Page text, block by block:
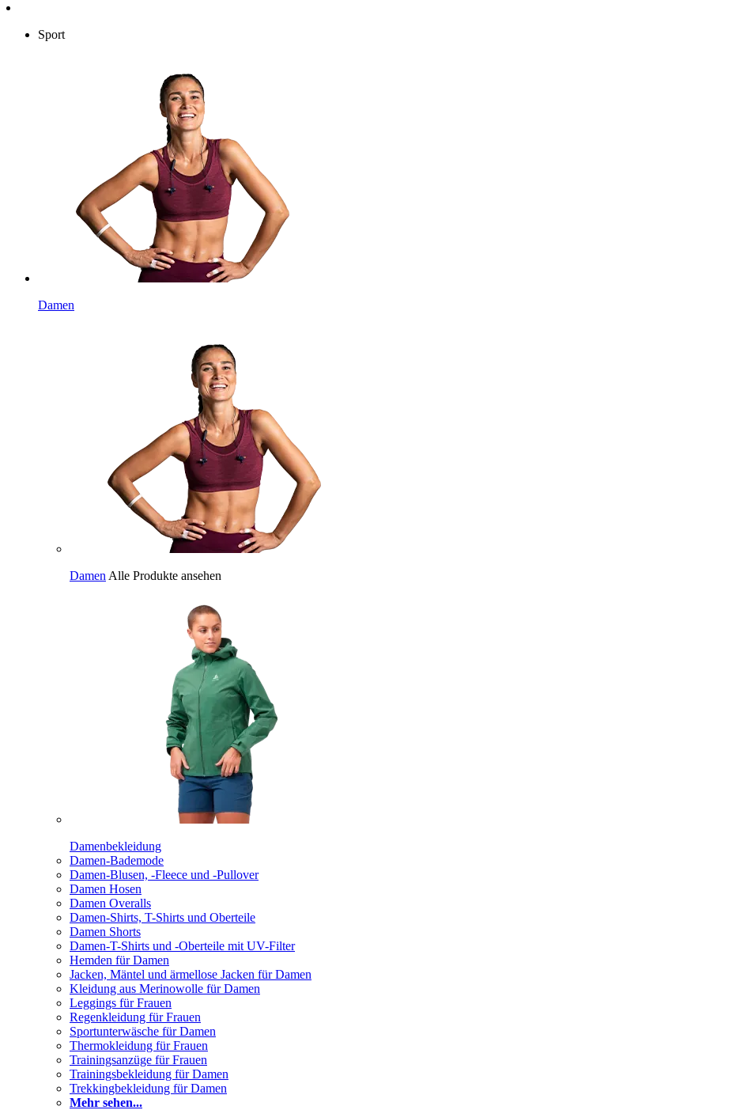
Sport
Damen
Damen Alle Produkte ansehen
Damenbekleidung
Damen-Bademode
Damen-Blusen, -Fleece und -Pullover
Damen Hosen
Damen Overalls
Damen-Shirts, T-Shirts und Oberteile
Damen Shorts
Damen-T-Shirts und -Oberteile mit UV-Filter
Hemden für Damen
Jacken, Mäntel und ärmellose Jacken für Damen
Kleidung aus Merinowolle für Damen
Leggings für Frauen
Regenkleidung für Frauen
Sportunterwäsche für Damen
Thermokleidung für Frauen
Trainingsanzüge für Frauen
Trainingsbekleidung für Damen
Trekkingbekleidung für Damen
Mehr sehen...